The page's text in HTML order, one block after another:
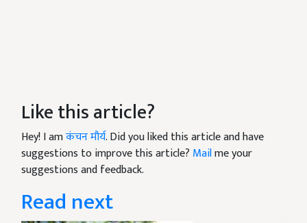
Like this article?
Hey! I amकंचन मौर्य. Did you liked this article and have
suggestions to improve this article? Mailme your
suggestions and feedback.
Read next